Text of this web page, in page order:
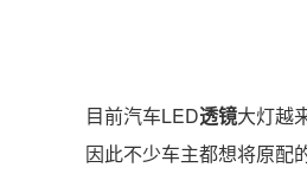
目前汽车LED透镜大灯越
因此不少车主都想将原配